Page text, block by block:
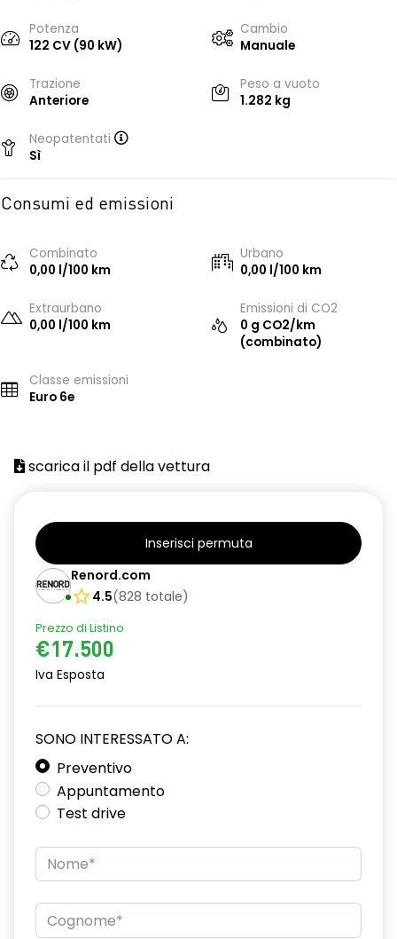
Potenza
122 CV (90 kW)
Cambio
Manuale
Trazione
Anteriore
Peso a vuoto
1.282 kg
Neopatentati
Sì
Consumi ed emissioni
Combinato
0,00 l/100 km
Urbano
0,00 l/100 km
Extraurbano
0,00 l/100 km
Emissioni di CO2
0 g CO2/km
(combinato)
Classe emissioni
Euro 6e
scarica il pdf della vettura
Inserisci permuta
Renord.com
4.5(828 totale)
Prezzo di Listino
€17.500
Iva Esposta
SONO INTERESSATO A:
Preventivo
Appuntamento
Test drive